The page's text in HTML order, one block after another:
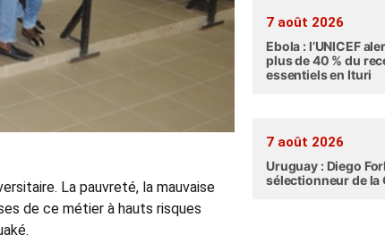
La pauvreté, la mauvaise
de ce métier à hauts risques
7 août 2026
Ebola : l’UNICEF
plus de 40 % du
essentiels en Ituri
7 août 2026
Uruguay : Diego
sélectionneur de la